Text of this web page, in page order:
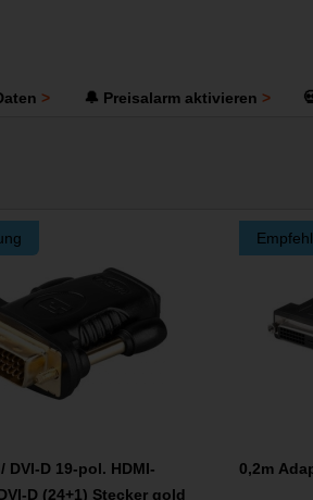
🔔 Preisalarm aktivieren
DVI-D 19-pol. HDMI-
D (24+1) Stecker gold
0,2m